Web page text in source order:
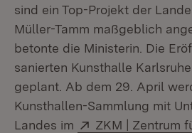
sind ein Top-Projekt der
Müller-Tamm maßgeblich
betonte die Ministerin. Die
sanierten Kunsthalle
geplant. Ab dem 29. April
Kunsthallen-Sammlung mit
Landes im
Extern:
ZKM | Zentrum